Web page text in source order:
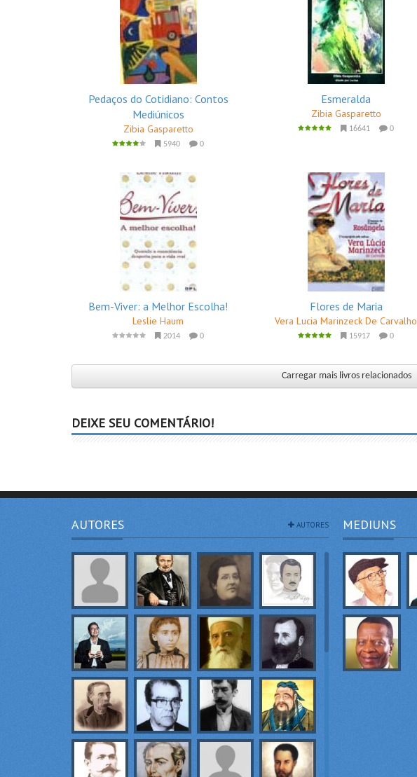
Pedaços do Cotidiano: Contos
Mediúnicos
Zibia Gasparetto
5940 0
Esmeralda
Zibia Gasparetto
16641 0
Bem-Viver: a Melhor Escolha!
Leslie Haum
2014 0
Flores de Maria
Vera Lucia Marinzeck De Carvalho
15917 0
Carregar mais livros relacionados
DEIXE SEU COMENTÁRIO!
AUTORES AUTORES MEDIUNS